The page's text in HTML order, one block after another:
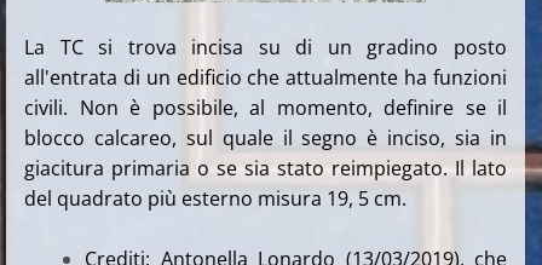
La TC si trova incisa su di un gradino posto
all'entrata di un edificio che attualmente ha funzioni
civili. Non è possibile, al momento, definire se il
blocco calcareo, sul quale il segno è inciso, sia in
giacitura primaria o se sia stato reimpiegato. Il lato
del quadrato più esterno misura 19, 5 cm.
Crediti: Antonella Lonardo (13/03/2019), che